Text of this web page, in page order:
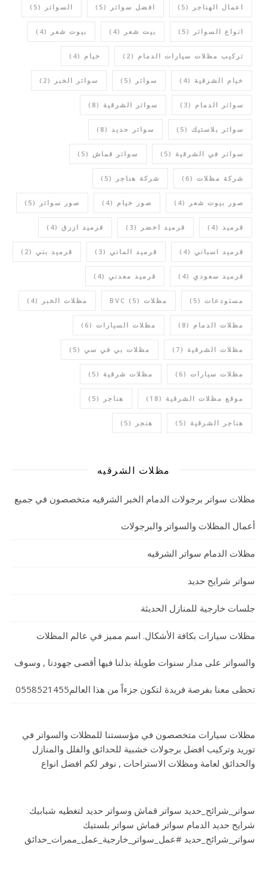
اعمال الهناجر (5) افضل سواتر (5) السواتر (5)
انواع السواتر (5) بيت شعر (4) بيوت شعر (4)
تركيب مظلات سيارات الدمام (2) خيام (4)
خيام الشرقية (4) سواتر (5) سواتر الخبر (2)
سواتر الدمام (3) سواتر الشرقية (8)
سواتر بلاستيك (5) سواتر حديد (8)
سواتر في الشرقية (5) سواتر قماش (5)
شركة مظلات (6) شركة هناجر (5)
صور بيوت شعر (4) صور خيام (4) صور سواتر (5)
قرميد (4) قرميد اخضر (3) قرميد ازرق (4)
قرميد اسباني (4) قرميد الماني (3) قرميد بني (2)
قرميد سعودي (4) قرميد معدني (4)
مستودعات (5) مظلات BVC (5) مظلات الخبر (4)
مظلات الدمام (8) مظلات السيارات (6)
مظلات الشرقية (7) مظلات بي في سي (5)
مظلات سيارات (6) مظلات شرقية (5)
موقع مظلات الشرقية (18) هناجر (5)
هناجر الشرقية (5) هنجر (5)
مظلات الشرقيه
مظلات سواتر برجولات الدمام الخبر الشرقيه متخصصون في جميع
أعمال المظلات والسواتر والبرجولات
مظلات الدمام سواتر الشرقيه
سواتر شرايح حديد
جلسات خارجية للمنازل الحديثة
مظلات سيارات بكافة الأشكال. اسم مميز في عالم المظلات
والسواتر على مدار سنوات طويلة بذلنا فيها أقصى جهودنا , وسوف
تحظى معنا بفرصة فريدة لتكون جزءاً من هذا العالم0558521455
مظلات سيارات متخصصون في مؤسستنا للمظلات والسواتر في
توريد وتركيب افضل برجولات خشبية للحدائق والفلل والمنازل
والحدائق لعامة ومظلات الاستراحات , نوفر لكم افضل انواع
سواتر_شرائح_حديد سواتر قماش وسواتر حديد لتغطيه شبابيك
شرايح حديد الدمام سواتر قماش سواتر بلستيك
سواتر_شرائح_حديد #عمل_سواتر_خارجية_عمل_ممرات_حدائق